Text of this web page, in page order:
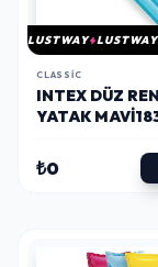
LUSTWAY LUSTWAY
CLASSIC
INTEX DÜZ
YATAK
₺0